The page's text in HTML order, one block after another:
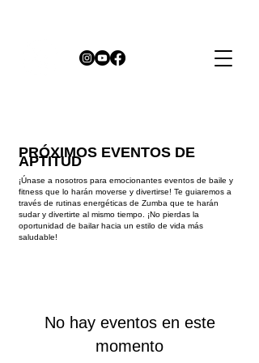
PRÓXIMOS EVENTOS DE
APTITUD
¡Únase a nosotros para emocionantes eventos de baile y
fitness que lo harán moverse y divertirse! Te guiaremos a
través de rutinas energéticas de Zumba que te harán
sudar y divertirte al mismo tiempo. ¡No pierdas la
oportunidad de bailar hacia un estilo de vida más
saludable!
No hay eventos en este
momento